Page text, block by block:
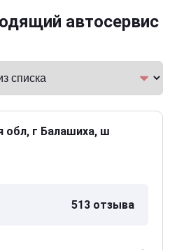
автосервис
обл, г Балашиха, ш
513 отзыва